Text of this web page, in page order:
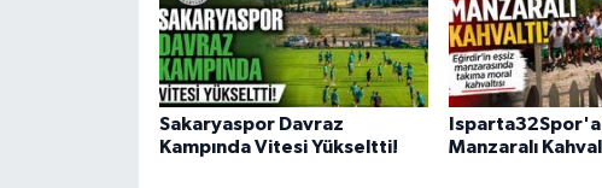
Sakaryaspor Davraz
Kampında Vitesi Yükseltti!
Manzaralı